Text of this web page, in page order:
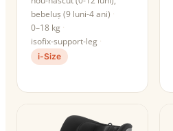
bebeluș (9 luni-4 ani)
0–18 kg
isofix-support-leg
i-Size